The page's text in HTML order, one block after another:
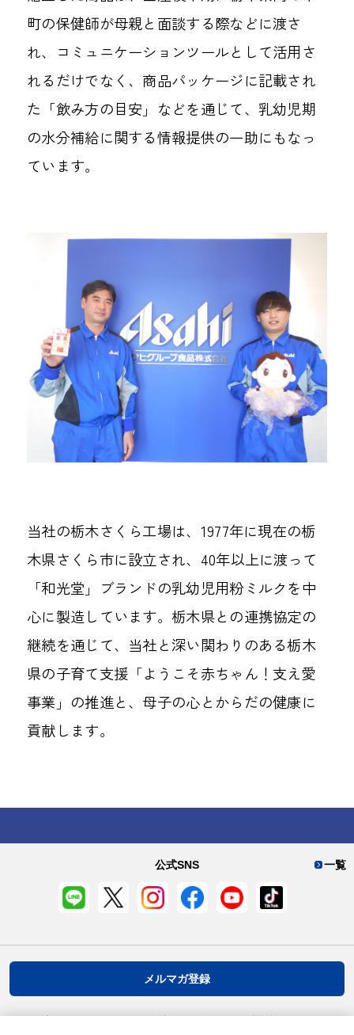
町の保健師が母親と面談する際などに渡さ
れ、コミュニケーションツールとして活用さ
れるだけでなく、商品パッケージに記載され
た「飲み方の目安」などを通じて、乳幼児期
の水分補給に関する情報提供の一助にもなっ
ています。
当社の栃木さくら工場は、1977年に現在の栃
木県さくら市に設立され、40年以上に渡って
「和光堂」ブランドの乳幼児用粉ミルクを中
心に製造しています。栃木県との連携協定の
継続を通じて、当社と深い関わりのある栃木
県の子育て支援「ようこそ赤ちゃん！支え愛
事業」の推進と、母子の心とからだの健康に
貢献します。
一覧
公式SNS
メルマガ登録